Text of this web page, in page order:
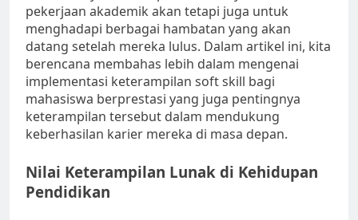
pekerjaan akademik akan tetapi juga untuk
menghadapi berbagai hambatan yang akan
datang setelah mereka lulus. Dalam artikel ini, kita
berencana membahas lebih dalam mengenai
implementasi keterampilan soft skill bagi
mahasiswa berprestasi yang juga pentingnya
keterampilan tersebut dalam mendukung
keberhasilan karier mereka di masa depan.
Nilai Keterampilan Lunak di Kehidupan
Pendidikan